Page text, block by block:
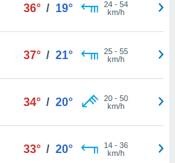
36° / 19° 24- 54
km/h
37° / 21° 25- 55
km/h
34° / 20° 20- 50
km/h
33° / 20° 14- 36
km/h